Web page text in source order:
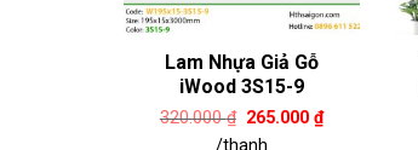
Lam Nhựa Giả Gỗ
iWood 3S15-9
320.000₫ Giá
gốc
265.000₫Giá
hiện
/thanh